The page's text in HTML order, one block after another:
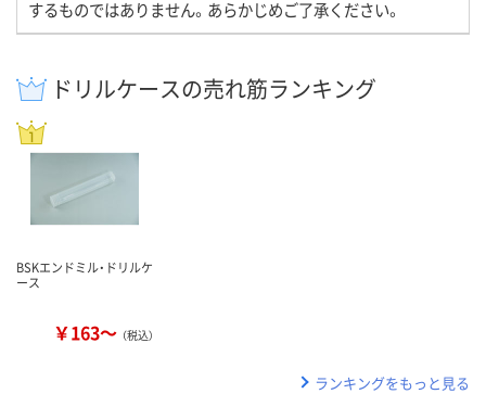
するものではありません。あらかじめご了承ください。
ドリルケースの売れ筋ランキング
BSKエンドミル・ドリルケ
ース
￥163～ （税込）
ランキングをもっと見る